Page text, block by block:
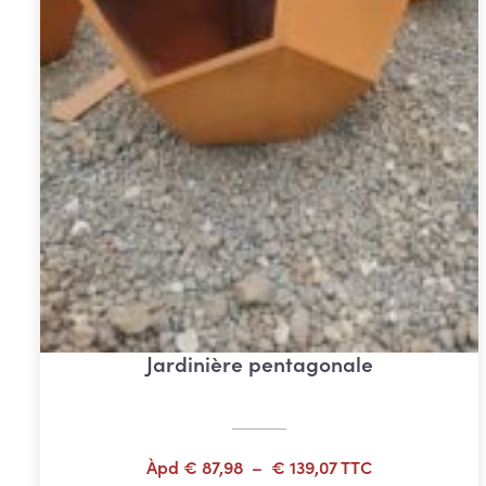
Jardinière pentagonale
Àpd € 87,98 – € 139,07Plage
TTC